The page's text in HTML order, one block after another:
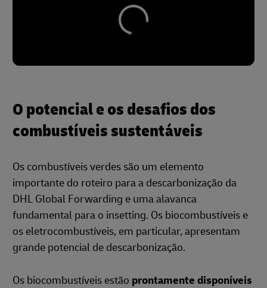
O potencial e os desafios dos
combustíveis sustentáveis
Os combustíveis verdes são um elemento
importante do roteiro para a descarbonização da
DHL Global Forwarding e uma alavanca
fundamental para o insetting. Os biocombustíveis e
os eletrocombustíveis, em particular, apresentam
grande potencial de descarbonização.
Os biocombustíveis estão prontamente disponíveis